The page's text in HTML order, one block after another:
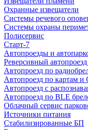
Охранные извещатели
Системы речевого
Системы охраны
Полисервис
Старт-7
Автопроезды и
Реверсивный
Автопроезд по
Автопроезд по картам и
Автопроезд с
Автопроезд по BLE
Облачный сервис
Источники питания
Стабилизированные БП